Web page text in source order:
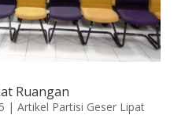
Ruangan
| Artikel Partisi Geser Lipat